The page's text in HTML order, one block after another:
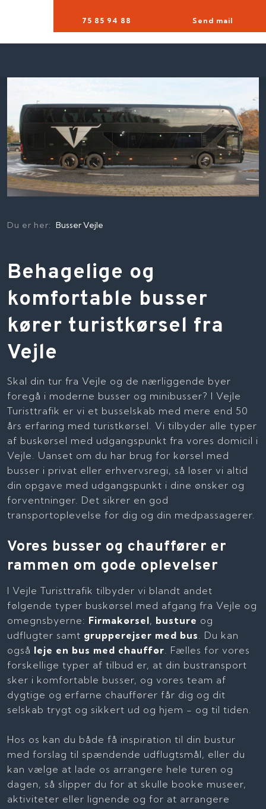
75 85 94 88​ Send mail
Du er her:Busser Vejle
Behagelige og
komfortable busser
kører turistkørsel fra
Vejle
Skal din tur fra Vejle og de nærliggende byer
foregå i moderne busser og minibusser? I Vejle
Turisttrafik er vi et busselskab med mere end 50
års erfaring med turistkørsel. Vi tilbyder alle typer
af buskørsel med udgangspunkt fra vores domicil i
Vejle. Uanset om du har brug for kørsel med
busser i privat eller erhvervsregi, så løser vi altid
din opgave med udgangspunkt i dine ønsker og
forventninger. Det sikrer en god
transportoplevelse for dig og din medpassagerer.
Vores busser og chauffører er
rammen om gode oplevelser
I Vejle Turisttrafik tilbyder vi blandt andet
følgende typer buskørsel med afgang fra Vejle og
omegnsbyerne: Firmakørsel, busture og
udflugter samt grupperejser med bus
. Du kan
også leje en bus med chauffør . Fælles for vores
forskellige typer af tilbud er, at din bustransport
sker i komfortable busser, og vores team af
dygtige og erfarne chauffører får dig og dit
selskab trygt og sikkert ud og hjem - og til tiden.
Hos os kan du både få inspiration til din bustur
med forslag til spændende udflugtsmål, eller du
kan vælge at lade os arrangere hele turen og
dagen, så slipper du for at skulle booke museer,
aktiviteter eller lignende og for at arrangere